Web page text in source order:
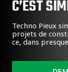
C’EST
Techno Pieux
projets de
ce, dans